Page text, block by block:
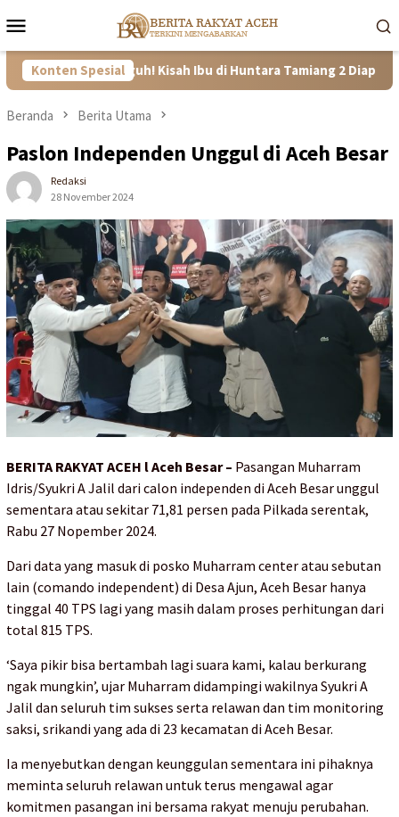
ke
Mobile
Konten Spesial
dan Tangguh! Kisah Ibu di Huntara Tamiang 2 Diapresiasi
Beranda Berita Utama
Paslon Independen Unggul di Aceh Besar
Redaksi
28 November 2024
BERITA RAKYAT ACEH l Aceh Besar – Pasangan Muharram
Idris/Syukri A Jalil dari calon independen di Aceh Besar unggul
sementara atau sekitar 71,81 persen pada Pilkada serentak,
Rabu 27 Nopember 2024.
Dari data yang masuk di posko Muharram center atau sebutan
lain (comando independent) di Desa Ajun, Aceh Besar hanya
tinggal 40 TPS lagi yang masih dalam proses perhitungan dari
total 815 TPS.
‘Saya pikir bisa bertambah lagi suara kami, kalau berkurang
ngak mungkin’, ujar Muharram didampingi wakilnya Syukri A
Jalil dan seluruh tim sukses serta relawan dan tim monitoring
saksi, srikandi yang ada di 23 kecamatan di Aceh Besar.
Ia menyebutkan dengan keunggulan sementara ini pihaknya
meminta seluruh relawan untuk terus mengawal agar
komitmen pasangan ini bersama rakyat menuju perubahan.